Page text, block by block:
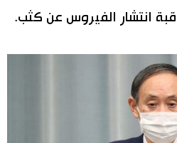
انتشار الفيروس عن كثب.